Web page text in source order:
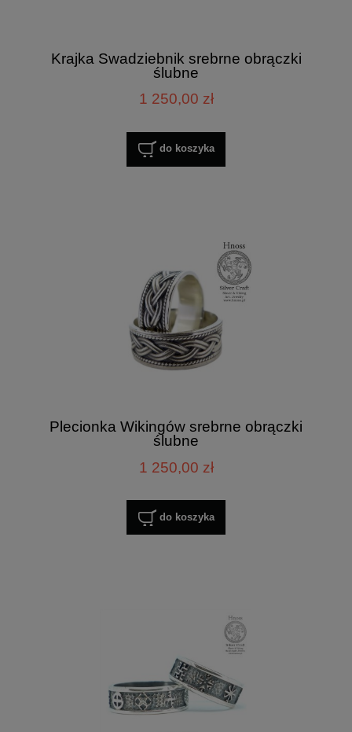
Krajka Swadziebnik srebrne obrączki
ślubne
1 250,00 zł
do koszyka
Plecionka Wikingów srebrne obrączki
ślubne
1 250,00 zł
do koszyka